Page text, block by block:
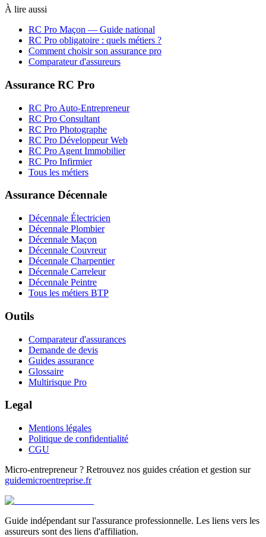
À lire aussi
RC Pro Maçon — Guide national
RC Pro obligatoire : quels métiers ?
Comment choisir son assurance pro
Comparateur d'assureurs
Assurance RC Pro
RC Pro Auto-Entrepreneur
RC Pro Consultant
RC Pro Photographe
RC Pro Développeur Web
RC Pro Agent Immobilier
RC Pro Infirmier
Tous les métiers
Assurance Décennale
Décennale Électricien
Décennale Plombier
Décennale Maçon
Décennale Couvreur
Décennale Charpentier
Décennale Carreleur
Décennale Peintre
Tous les métiers BTP
Outils
Comparateur d'assurances
Demande de devis
Guides assurance
Glossaire
Multirisque Pro
Legal
Mentions légales
Politique de confidentialité
CGU
Micro-entrepreneur ? Retrouvez nos guides création et gestion sur
guidemicroentreprise.fr
Guide indépendant sur l'assurance professionnelle. Les liens vers les
assureurs sont des liens d'affiliation.